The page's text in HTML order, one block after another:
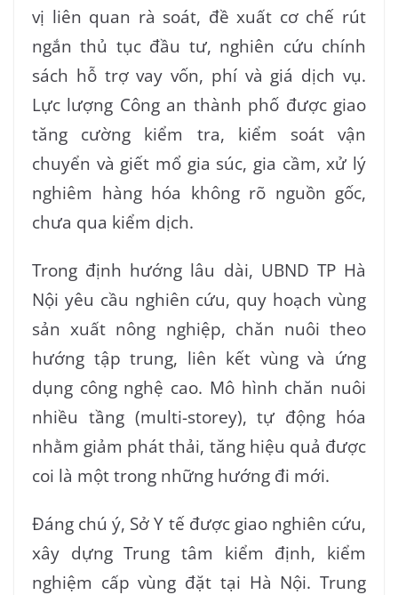
vị liên quan rà soát, đề xuất cơ chế rút
ngắn thủ tục đầu tư, nghiên cứu chính
sách hỗ trợ vay vốn, phí và giá dịch vụ.
Lực lượng Công an thành phố được giao
tăng cường kiểm tra, kiểm soát vận
chuyển và giết mổ gia súc, gia cầm, xử lý
nghiêm hàng hóa không rõ nguồn gốc,
chưa qua kiểm dịch.
Trong định hướng lâu dài, UBND TP Hà
Nội yêu cầu nghiên cứu, quy hoạch vùng
sản xuất nông nghiệp, chăn nuôi theo
hướng tập trung, liên kết vùng và ứng
dụng công nghệ cao. Mô hình chăn nuôi
nhiều tầng (multi-storey), tự động hóa
nhằm giảm phát thải, tăng hiệu quả được
coi là một trong những hướng đi mới.
Đáng chú ý, Sở Y tế được giao nghiên cứu,
xây dựng Trung tâm kiểm định, kiểm
nghiệm cấp vùng đặt tại Hà Nội. Trung